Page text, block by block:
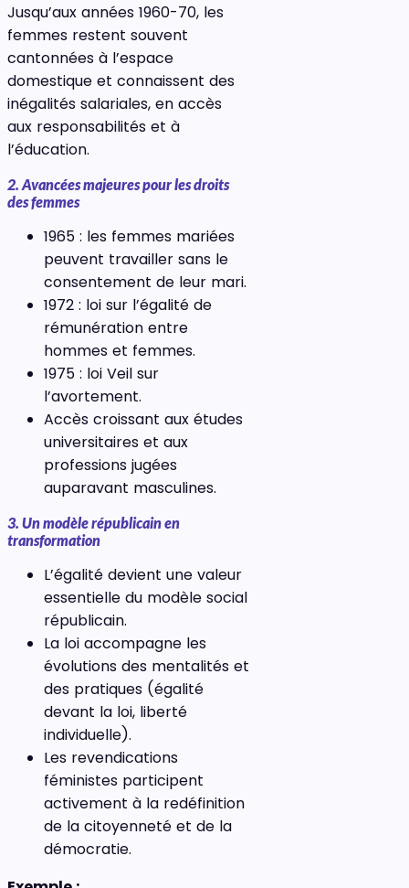
Jusqu’aux années 1960-70, les
femmes restent souvent
cantonnées à l’espace
domestique et connaissent des
inégalités salariales, en accès
aux responsabilités et à
l’éducation.
2. Avancées majeures pour les droits
des femmes
1965 : les femmes mariées
peuvent travailler sans le
consentement de leur mari.
1972 : loi sur l’égalité de
rémunération entre
hommes et femmes.
1975 : loi Veil sur
l’avortement.
Accès croissant aux études
universitaires et aux
professions jugées
auparavant masculines.
3. Un modèle républicain en
transformation
L’égalité devient une valeur
essentielle du modèle social
républicain.
La loi accompagne les
évolutions des mentalités et
des pratiques (égalité
devant la loi, liberté
individuelle).
Les revendications
féministes participent
activement à la redéfinition
de la citoyenneté et de la
démocratie.